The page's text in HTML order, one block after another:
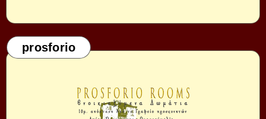
prosforio